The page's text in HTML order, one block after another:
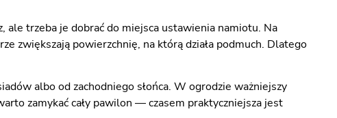
ale trzeba je dobrać do miejsca ustawienia namiotu. Na
zwiększają powierzchnię, na którą działa podmuch. Dlatego
albo od zachodniego słońca. W ogrodzie ważniejszy
zamykać cały pawilon — czasem praktyczniejsza jest